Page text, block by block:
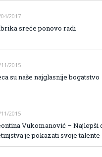
2017
sreće ponovo radi
2015
su naše najglasnije bogatstvo
2015
Vukomanović – Najlepši
je pokazati svoje talente